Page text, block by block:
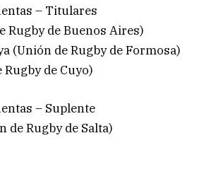
– Titulares
Rugby de Buenos Aires)
(Unión de Rugby de Formosa)
de Cuyo)
– Suplente
de Rugby de Salta)